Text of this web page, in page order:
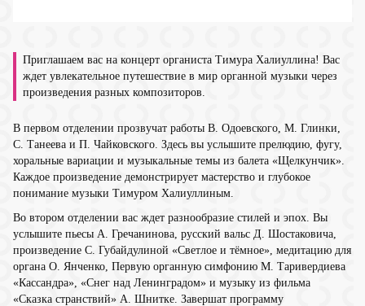
Приглашаем вас на концерт органиста Тимура Халиуллина! Вас
ждет увлекательное путешествие в мир органной музыки через
произведения разных композиторов.
В первом отделении прозвучат работы В. Одоевского, М. Глинки,
С. Танеева и П. Чайковского. Здесь вы услышите прелюдию, фугу,
хоральные вариации и музыкальные темы из балета «Щелкунчик».
Каждое произведение демонстрирует мастерство и глубокое
понимание музыки Тимуром Халиуллиным.
Во втором отделении вас ждет разнообразие стилей и эпох. Вы
услышите пьесы А. Гречанинова, русский вальс Д. Шостаковича,
произведение С. Губайдулиной «Светлое и тёмное», медитацию для
органа О. Янченко, Первую органную симфонию М. Таривердиева
«Кассандра», «Снег над Ленинградом» и музыку из фильма
«Сказка странствий» А. Шнитке. Завершат программу